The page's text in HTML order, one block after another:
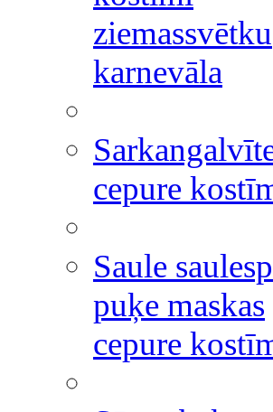
ziemassvētku
karnevāla
cepure
Saule
puķe maskas
cepure